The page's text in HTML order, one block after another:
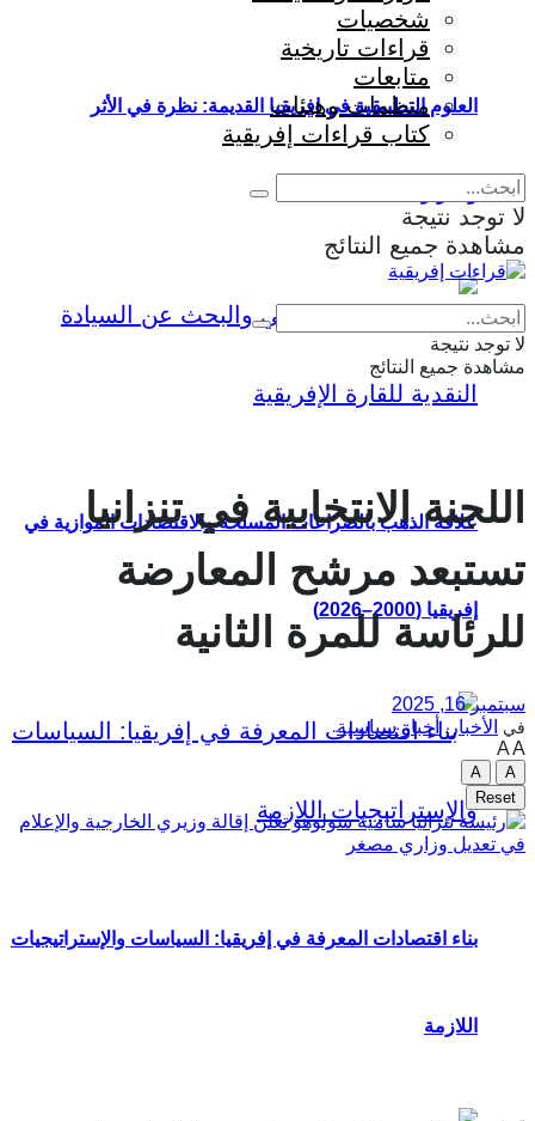
العلوم التطبيقية في إفريقيا القديمة: نظرة في الأثر
والمؤثرات
علاقة الذهب بالصراعات المسلحة والاقتصادات الموازية في
إفريقيا (2000–2026)
بناء اقتصادات المعرفة في إفريقيا: السياسات والإستراتيجيات
اللازمة
شخصيات
قراءات تاريخية
متابعات
منظمات وهيئات
كتاب قراءات إفريقية
لا توجد نتيجة
مشاهدة جميع النتائج
لا توجد نتيجة
مشاهدة جميع النتائج
اللجنة الانتخابية في تنزانيا
تستبعد مرشح المعارضة
للرئاسة للمرة الثانية
سبتمبر 16, 2025
في الأخبار ,أخبار سياسية
AA
A
A
Reset